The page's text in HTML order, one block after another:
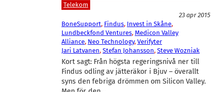
Telekom
23 apr 2015
BoneSupport, Findus, Invest in Skåne
Lundbeckfond Ventures, Medicon Valley
Alliance, Neo Technology, Verifyter
Jari Latvanen, Stefan Johansson, Steve Wozniak
Kort sagt: Från högsta regeringsnivå ner till
Findus odling av jätteräkor i Bjuv – överallt
syns den febriga drömmen om Silicon Valley.